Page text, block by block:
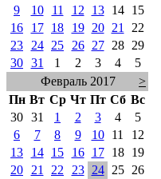
9
10 11 12 13 14
15
16
17 18 19 20 21
22
23
24 25 26 27 28
29
30 31 1 2 3 4
5
Февраль 2017
>
Пн Вт Ср Чт Пт Сб Вс
30 31 1 2 3 4
5
6
7 8 9 10 11
12
13
14 15 16 17 18
19
20
21 22 23 24 25
26